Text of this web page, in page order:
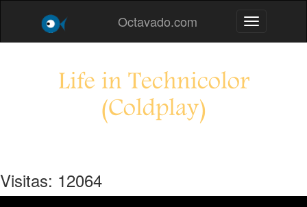
Octavado.com Toggle
Life in Technicolor
(Coldplay)
Visitas: 12064